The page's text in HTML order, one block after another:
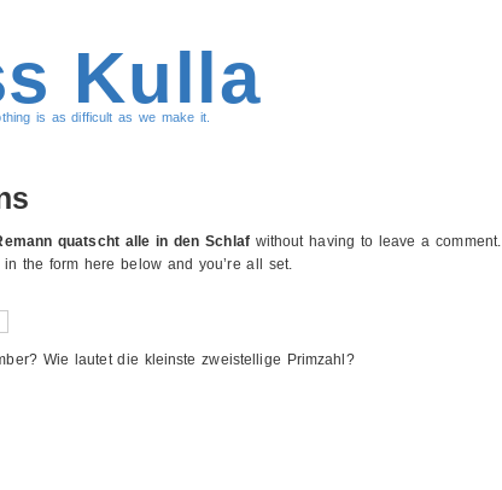
Kulla
is as difficult as we make it.
quatscht alle in den Schlafwithout having to leave a comment.
the form here below and you’re all set.
Wie lautet die kleinste zweistellige Primzahl?